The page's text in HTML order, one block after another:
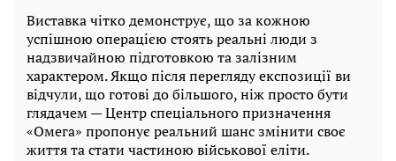
Виставка чітко демонструє, що за кожною
успішною операцією стоять реальні люди з
надзвичайною підготовкою та залізним
характером. Якщо після перегляду експозиції ви
відчули, що готові до більшого, ніж просто бути
глядачем — Центр спеціального призначення
«Омега» пропонує реальний шанс змінити своє
життя та стати частиною військової еліти.